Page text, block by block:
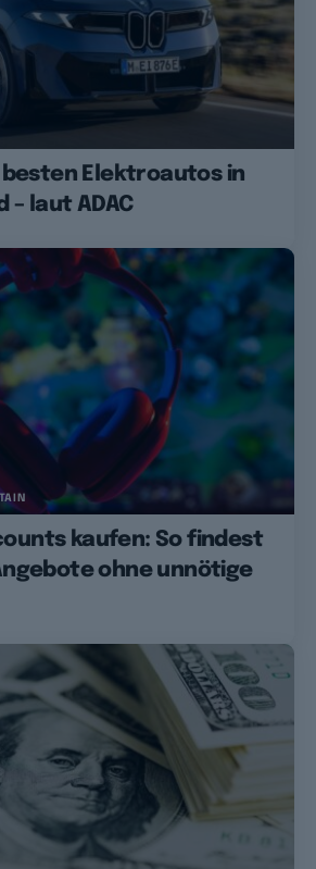
besten Elektroautos in
– laut ADAC
kaufen: So findest
ohne unnötige